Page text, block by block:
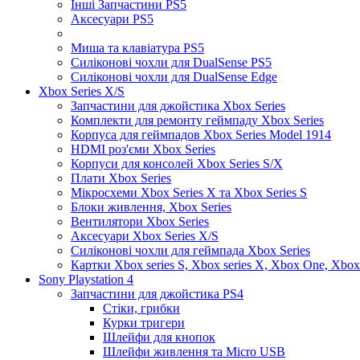
Інші Запчастини PS5
Аксесуари PS5
Миша та клавіатура PS5
Силіконові чохли для DualSense PS5
Силіконові чохли для DualSense Edge
Xbox Series X/S
Запчастини для джойстика Xbox Series
Комплекти для ремонту геймпаду Xbox Series
Корпуса для геймпадов Xbox Series Model 1914
HDMI роз'єми Xbox Series
Корпуси для консолей Xbox Series S/X
Плати Xbox Series
Мікросхеми Xbox Series X та Xbox Series S
Блоки живлення, Xbox Series
Вентилятори Xbox Series
Аксесуари Xbox Series X/S
Силіконові чохли для геймпада Xbox Series
Картки Xbox series S, Xbox series X, Xbox One,
Sony Playstation 4
Запчастини для джойстика PS4
Стіки, грибки
Курки тригери
Шлейфи для кнопок
Шлейфи живлення та Micro USB